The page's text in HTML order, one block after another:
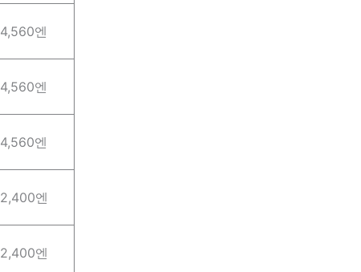
4,560엔
4,560엔
4,560엔
2,400엔
2,400엔